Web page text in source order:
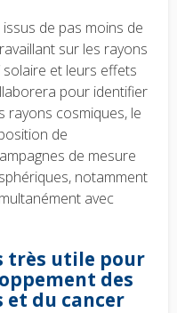
de pas moins de
sur les rayons
et leurs effets
pour identifier
rayons cosmiques, le
de
de mesure
notamment
avec
très utile pour
des
et du cancer